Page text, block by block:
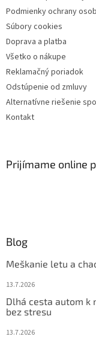
Podmienky ochrany
Súbory cookies
Doprava a platba
Všetko o nákupe
Reklamačný poriadok
Odstúpenie od zmluvy
Alternatívne riešenie
Kontakt
Prijímame online
Blog
Meškanie letu a
13.7.2026
Dlhá cesta autom k
bez stresu
13.7.2026